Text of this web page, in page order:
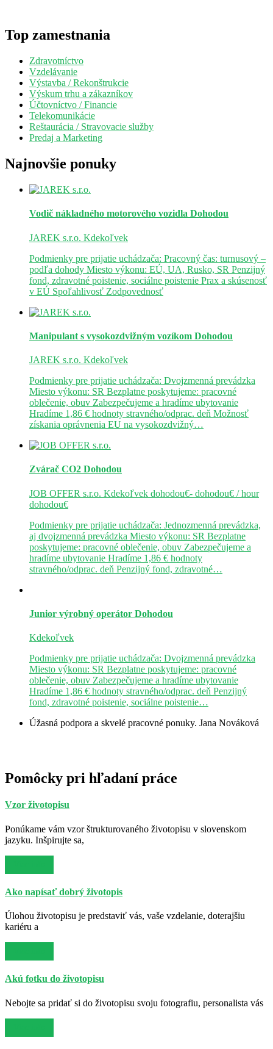
Top zamestnania
Zdravotníctvo
Vzdelávanie
Výstavba / Rekonštrukcie
Výskum trhu a zákazníkov
Účtovníctvo / Financie
Telekomunikácie
Reštaurácia / Stravovacie služby
Predaj a Marketing
Najnovšie ponuky
Vodič nákladného motorového vozidla Dohodou
JAREK s.r.o. Kdekoľvek
Podmienky pre prijatie uchádzača: Pracovný čas: turnusový –
podľa dohody Miesto výkonu: EÚ, UA, Rusko, SR Penzijný
fond, zdravotné poistenie, sociálne poistenie Prax a skúsenosť
v EÚ Spoľahlivosť Zodpovednosť
Manipulant s vysokozdvižným vozíkom Dohodou
JAREK s.r.o. Kdekoľvek
Podmienky pre prijatie uchádzača: Dvojzmenná prevádzka
Miesto výkonu: SR Bezplatne poskytujeme: pracovné
oblečenie, obuv Zabezpečujeme a hradíme ubytovanie
Hradíme 1,86 € hodnoty stravného/odprac. deň Možnosť
získania oprávnenia EU na vysokozdvižný…
Zvárač CO2 Dohodou
JOB OFFER s.r.o. Kdekoľvek dohodou€- dohodou€ / hour
dohodou€
Podmienky pre prijatie uchádzača: Jednozmenná prevádzka,
aj dvojzmenná prevádzka Miesto výkonu: SR Bezplatne
poskytujeme: pracovné oblečenie, obuv Zabezpečujeme a
hradíme ubytovanie Hradíme 1,86 € hodnoty
stravného/odprac. deň Penzijný fond, zdravotné…
Junior výrobný operátor Dohodou
Kdekoľvek
Podmienky pre prijatie uchádzača: Dvojzmenná prevádzka
Miesto výkonu: SR Bezplatne poskytujeme: pracovné
oblečenie, obuv Zabezpečujeme a hradíme ubytovanie
Hradíme 1,86 € hodnoty stravného/odprac. deň Penzijný
fond, zdravotné poistenie, sociálne poistenie…
Úžasná podpora a skvelé pracovné ponuky. Jana Nováková
Pomôcky pri hľadaní práce
Vzor životopisu
Ponúkame vám vzor štrukturovaného životopisu v slovenskom
jazyku. Inšpirujte sa,
Ako napísať dobrý životopis
Úlohou životopisu je predstaviť vás, vaše vzdelanie, doterajšiu
kariéru a
Akú fotku do životopisu
Nebojte sa pridať si do životopisu svoju fotografiu, personalista vás